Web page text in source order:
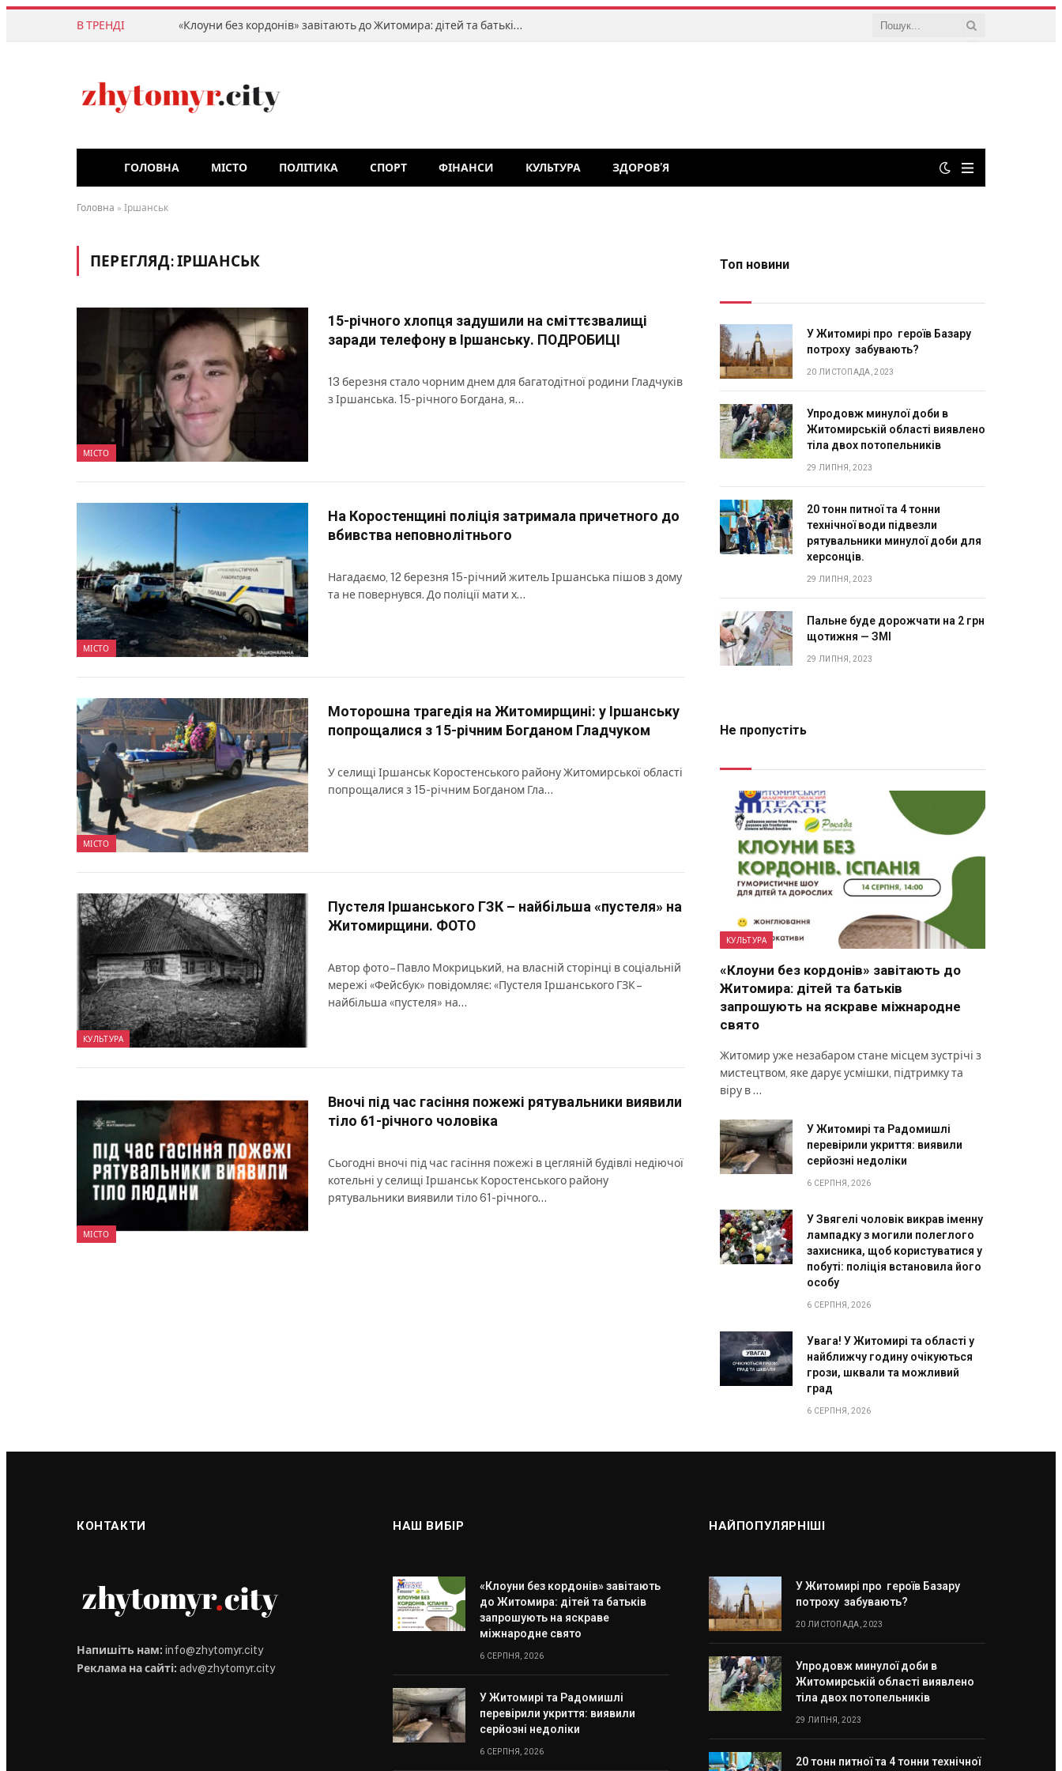
В ТРЕНДІ «Клоуни без кордонів» завітають до Житомира: дітей та батьків запрошують на яскраве міжнародне свято
ГОЛОВНА МІСТО ПОЛІТИКА СПОРТ ФІНАНСИ КУЛЬТУРА ЗДОРОВ’Я
Головна » Іршанськ
ПЕРЕГЛЯД:ІРШАНСЬК
МІСТО
15-річного хлопця задушили на сміттєзвалищі
заради телефону в Іршанську. ПОДРОБИЦІ
13 березня стало чорним днем для багатодітної родини Гладчуків
з Іршанська. 15-річного Богдана, я…
МІСТО
На Коростенщині поліція затримала причетного до
вбивства неповнолітнього
Нагадаємо, 12 березня 15-річний житель Іршанська пішов з дому
та не повернувся. До поліції мати х…
МІСТО
Моторошна трагедія на Житомирщині: у Іршанську
попрощалися з 15-річним Богданом Гладчуком
У селищі Іршанськ Коростенського району Житомирської області
попрощалися з 15-річним Богданом Гла…
КУЛЬТУРА
Пустеля Іршанського ГЗК – найбільша «пустеля» на
Житомирщини. ФОТО
Автор фото – Павло Мокрицький, на власній сторінці в соціальній
мережі «Фейсбук» повідомляє: «Пустеля Іршанського ГЗК –
найбільша «пустеля» на…
МІСТО
Вночі під час гасіння пожежі рятувальники виявили
тіло 61-річного чоловіка
Сьогодні вночі під час гасіння пожежі в цегляній будівлі недіючої
котельні у селищі Іршанськ Коростенського району
рятувальники виявили тіло 61-річного…
Топ новини
У Житомирі про героїв Базару
потроху забувають?
20 ЛИСТОПАДА, 2023
Упродовж минулої доби в
Житомирській області виявлено
тіла двох потопельників
29 ЛИПНЯ, 2023
20 тонн питної та 4 тонни
технічної води підвезли
рятувальники минулої доби для
херсонців.
29 ЛИПНЯ, 2023
Пальне буде дорожчати на 2 грн
щотижня — ЗМІ
29 ЛИПНЯ, 2023
Не пропустіть
КУЛЬТУРА
«Клоуни без кордонів» завітають до
Житомира: дітей та батьків
запрошують на яскраве міжнародне
свято
Житомир уже незабаром стане місцем зустрічі з
мистецтвом, яке дарує усмішки, підтримку та
віру в …
У Житомирі та Радомишлі
перевірили укриття: виявили
серйозні недоліки
6 СЕРПНЯ, 2026
У Звягелі чоловік викрав іменну
лампадку з могили полеглого
захисника, щоб користуватися у
побуті: поліція встановила його
особу
6 СЕРПНЯ, 2026
Увага! У Житомирі та області у
найближчу годину очікуються
грози, шквали та можливий
град
6 СЕРПНЯ, 2026
КОНТАКТИ
Напишіть нам: info@zhytomyr.city
Реклама на сайті: adv@zhytomyr.city
НАШ ВИБІР
«Клоуни без кордонів» завітають
до Житомира: дітей та батьків
запрошують на яскраве
міжнародне свято
6 СЕРПНЯ, 2026
У Житомирі та Радомишлі
перевірили укриття: виявили
серйозні недоліки
6 СЕРПНЯ, 2026
НАЙПОПУЛЯРНІШІ
У Житомирі про героїв Базару
потроху забувають?
20 ЛИСТОПАДА, 2023
Упродовж минулої доби в
Житомирській області виявлено
тіла двох потопельників
29 ЛИПНЯ, 2023
20 тонн питної та 4 тонни технічної